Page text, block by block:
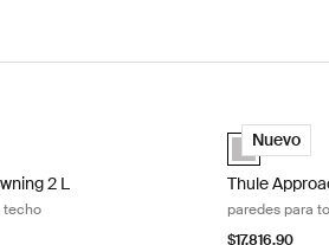
2 L toldo para tienda de techo Ashland
2 L
techo
Thule
Nuevo
Ashland grey
Thule
paredes para
$17,816.90